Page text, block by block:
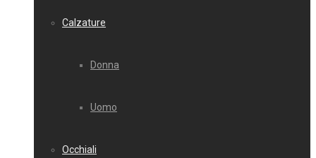
Calzature
Donna
Uomo
Occhiali